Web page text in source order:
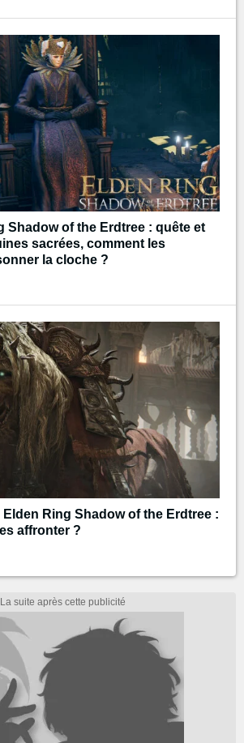
Shadow of the Erdtree : quête et
sacrées, comment les
la cloche ?
Ring Shadow of the Erdtree :
affronter ?